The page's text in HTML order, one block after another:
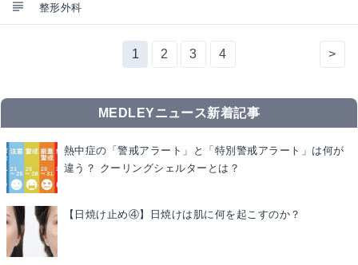
整形外科
1 2 3 4 >
MEDLEYニュース新着記事
熱中症の「警戒アラート」と「特別警戒アラート」は何が
違う？ クーリングシェルターとは？
【日焼け止め④】日焼けは肌に何を起こすのか？